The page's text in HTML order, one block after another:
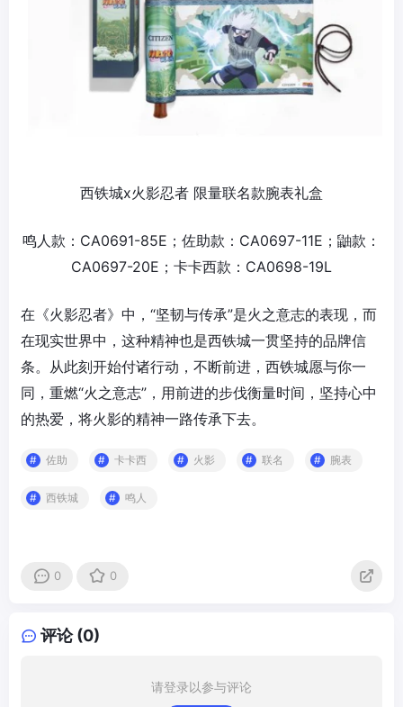
西铁城x火影忍者 限量联名款腕表礼盒
鸣人款：CA0691-85E；佐助款：CA0697-11E；鼬款：
CA0697-20E；卡卡西款：CA0698-19L
在《火影忍者》中，“坚韧与传承”是火之意志的表现，而
在现实世界中，这种精神也是西铁城一贯坚持的品牌信
条。从此刻开始付诸行动，不断前进，西铁城愿与你一
同，重燃“火之意志”，用前进的步伐衡量时间，坚持心中
的热爱，将火影的精神一路传承下去。
佐助 卡卡西 火影 联名 腕表
西铁城 鸣人
0 0
评论 (0)
请登录以参与评论